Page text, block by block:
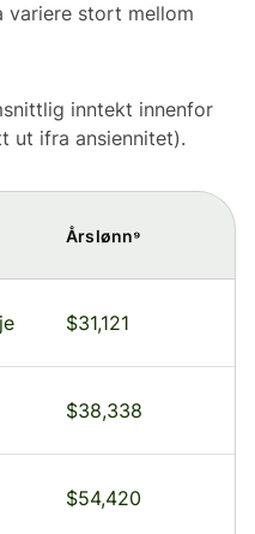
variere stort mellom
inntekt innenfor
ut ifra ansiennitet).
Årslønn⁹
$31,121
$38,338
$54,420